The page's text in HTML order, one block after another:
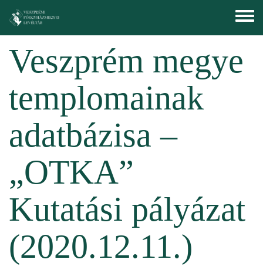
Toggle
menu
Veszprém megye
templomainak
adatbázisa –
„OTKA”
Kutatási pályázat
(2020.12.11.)